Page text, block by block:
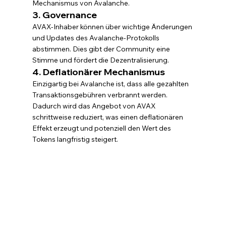
Mechanismus von Avalanche.
3. Governance
AVAX-Inhaber können über wichtige Änderungen
und Updates des Avalanche-Protokolls
abstimmen. Dies gibt der Community eine
Stimme und fördert die Dezentralisierung.
4. Deflationärer Mechanismus
Einzigartig bei Avalanche ist, dass alle gezahlten
Transaktionsgebühren verbrannt werden.
Dadurch wird das Angebot von AVAX
schrittweise reduziert, was einen deflationären
Effekt erzeugt und potenziell den Wert des
Tokens langfristig steigert.